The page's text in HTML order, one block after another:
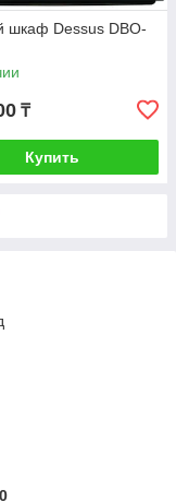
шкаф Dessus DBO-
₸
Купить